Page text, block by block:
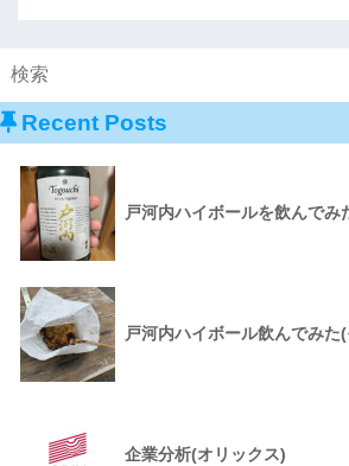
Recent Posts
戸河内ハイボールを飲んでみ
戸河内ハイボール飲んでみた
企業分析(オリックス)